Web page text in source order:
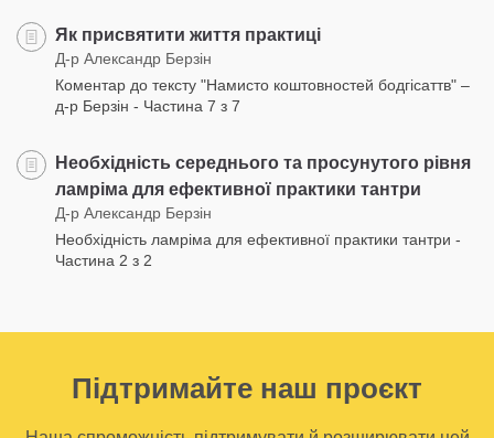
Як присвятити життя практиці
Д-р Александр Берзін
Коментар до тексту "Намисто коштовностей бодгісаттв" –
д-р Берзін - Частина 7 з 7
Необхідність середнього та просунутого рівня
ламріма для ефективної практики тантри
Д-р Александр Берзін
Необхідність ламріма для ефективної практики тантри -
Частина 2 з 2
Підтримайте наш проєкт